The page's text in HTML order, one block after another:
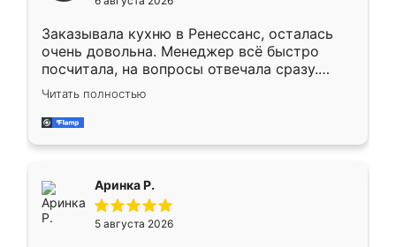
мебели буду заказывать только здесь.
Заказывала кухню в Ренессанс, осталась
очень довольна. Менеджер всё быстро
посчитала, на вопросы отвечала сразу.
Замерщик приехал в субботу, подошёл к
делу со всей ответственностью. Собрали
за день, ребята работали аккуратно, даже
Читать полностью
Аринка Р.
5 августа 2026